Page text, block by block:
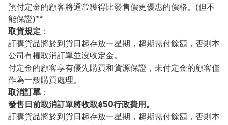
預付定金的顧客將通常獲得比發售價更優惠的價格。(但不
能保證)**
取貨規定 ：
訂購貨品將於到貨日起存放一星期，超期需付餘額，否則本
公司有權取消訂單並沒收定金。
付定金的顧客享有優先購買和貨源保證，未付定金的顧客僅
作為一般購買處理。
取消訂單 ：
發售日前取消訂單將收取$50行政費用。
訂購貨品將於到貨日起存放一星期，超期需付餘額，否則本